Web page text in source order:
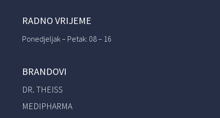
RADNO VRIJEME
Ponedjeljak – Petak: 08 – 16
BRANDOVI
DR. THEISS
MEDIPHARMA